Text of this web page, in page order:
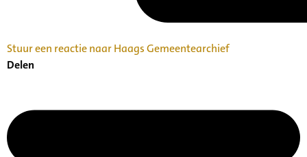
Stuur een reactie naar Haags Gemeentearchief
Delen